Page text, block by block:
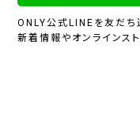
ONLY公式LINEを友だち
新着情報やオンラインス